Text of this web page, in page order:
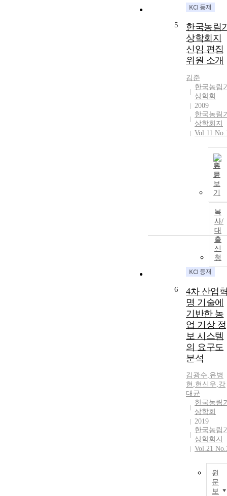
5
한국농림
상학회지
신임 편집
위원 소개
김준
한국농림
상학회
2009
한국농림
상학회지
Vol.11
원
문
보
기
복
사/
대
출
신
청
6
4차 산업
명 기술에
기반한 농
업 기상 정
보 시스템
의 요구도
분석
김광수,유병
현 ,현신우,강
대균
한국농림
상학회
2019
한국농림
상학회지
Vol.21
원
문
보